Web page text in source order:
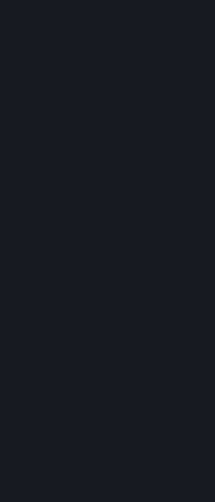
Возможность делать
покупке продуктов в
коем случае не способ
нас возникнут
системой, мы можем
вашего аккаунта.
до начала распродажи,
считается
Как
Вы можете запросить
другим проблемам с
Последнее обновление